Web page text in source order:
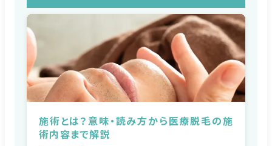
施術とは？意味・読み方から医療脱毛の施
術内容まで解説